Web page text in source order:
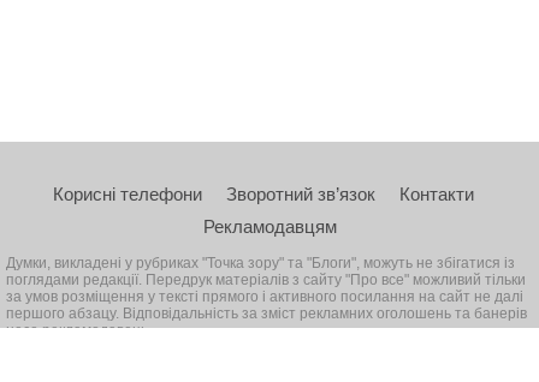
Корисні телефони Зворотний зв’язок
Контакти
Рекламодавцям
Думки, викладені у рубриках "Точка зору" та "Блоги", можуть не збігатися із
поглядами редакції. Передрук матеріалів з сайту "Про все" можливий тільки
за умов розміщення у тексті прямого і активного посилання на сайт не далі
першого абзацу. Відповідальність за зміст рекламних оголошень та банерів
несе рекламодавець